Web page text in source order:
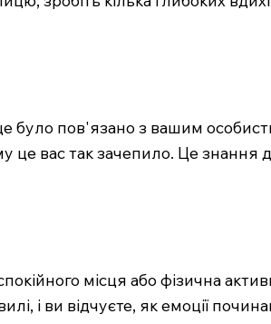
було пов'язано з вашим
це вас так зачепило. Це знання
місця або фізична
і ви відчуєте, як емоції